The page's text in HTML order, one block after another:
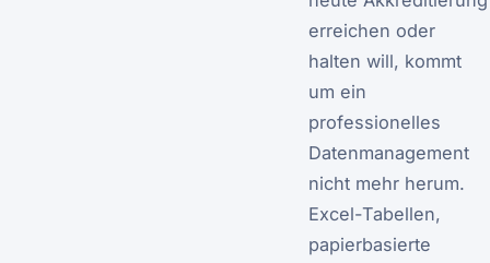
erreichen oder
halten will, kommt
um ein
professionelles
Datenmanagement
nicht mehr herum.
Excel-Tabellen,
papierbasierte